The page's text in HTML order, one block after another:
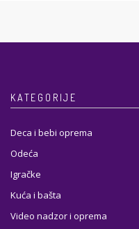
KATEGORIJE
Deca i bebi oprema
Odeća
Igračke
Kuća i bašta
Video nadzor i oprema